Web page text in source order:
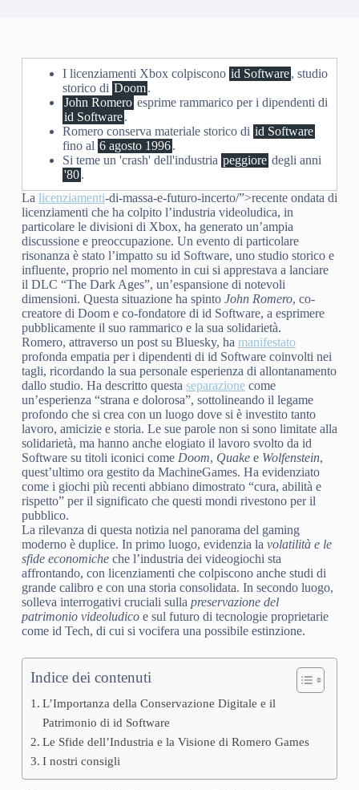
I licenziamenti Xbox colpiscono id Software, studio
storico di Doom.
John Romero esprime rammarico per i dipendenti di
id Software.
Romero conserva materiale storico di id Software
fino al 6 agosto 1996.
Si teme un 'crash' dell'industria peggiore degli anni
'80.
La licenziamenti-di-massa-e-futuro-incerto/”>recente ondata di
licenziamenti che ha colpito l’industria videoludica, in
particolare le divisioni di Xbox, ha generato un’ampia
discussione e preoccupazione. Un evento di particolare
risonanza è stato l’impatto su id Software, uno studio storico e
influente, proprio nel momento in cui si apprestava a lanciare
il DLC “The Dark Ages”, un’espansione di notevoli
dimensioni. Questa situazione ha spinto John Romero, co-
creatore di Doom e co-fondatore di id Software, a esprimere
pubblicamente il suo rammarico e la sua solidarietà.
Romero, attraverso un post su Bluesky, ha manifestato
profonda empatia per i dipendenti di id Software coinvolti nei
tagli, ricordando la sua personale esperienza di allontanamento
dallo studio. Ha descritto questa separazionecome
un’esperienza “strana e dolorosa”, sottolineando il legame
profondo che si crea con un luogo dove si è investito tanto
lavoro, amicizie e storia. Le sue parole non si sono limitate alla
solidarietà, ma hanno anche elogiato il lavoro svolto da id
Software su titoli iconici come Doom, Quakee Wolfenstein,
quest’ultimo ora gestito da MachineGames. Ha evidenziato
come i giochi più recenti abbiano dimostrato “cura, abilità e
rispetto” per il significato che questi mondi rivestono per il
pubblico.
La rilevanza di questa notizia nel panorama del gaming
moderno è duplice. In primo luogo, evidenzia la volatilità e le
sfide economicheche l’industria dei videogiochi sta
affrontando, con licenziamenti che colpiscono anche studi di
grande calibro e con una storia consolidata. In secondo luogo,
solleva interrogativi cruciali sulla preservazione del
patrimonio videoludicoe sul futuro di tecnologie proprietarie
come id Tech, di cui si vocifera una possibile estinzione.
Indice dei contenuti
L’Importanza della Conservazione Digitale e il
Patrimonio di id Software
Le Sfide dell’Industria e la Visione di Romero Games
I nostri consigli